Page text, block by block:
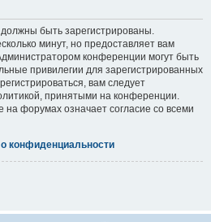
быть зарегистрированы.
минут, но предоставляет вам
конференции могут быть
привилегии для зарегистрированных
вам следует
принятыми на конференции.
на форумах означает согласие со всеми
конфиденциальности